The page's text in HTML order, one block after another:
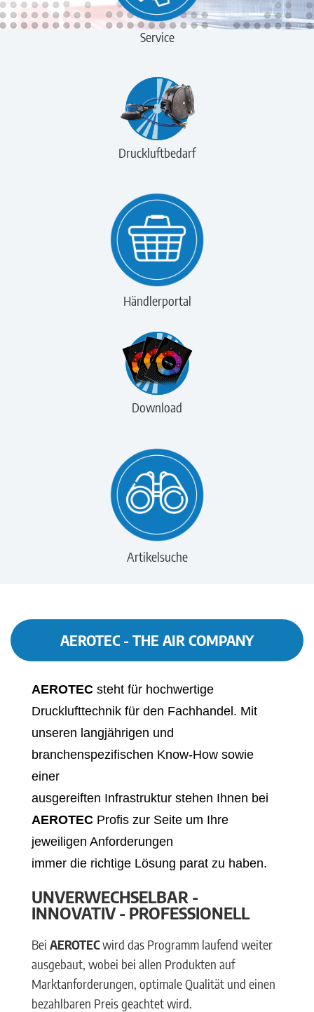
Service
Druckluftbedarf
Händlerportal
Download
Artikelsuche
AEROTEC - THE AIR COMPANY
AEROTEC steht für hochwertige
Drucklufttechnik für den Fachhandel. Mit
unseren langjährigen und
branchenspezifischen Know-How sowie
einer
ausgereiften Infrastruktur stehen Ihnen bei
AEROTEC Profis zur Seite um Ihre
jeweiligen Anforderungen
immer die richtige Lösung parat zu haben.
UNVERWECHSELBAR -
INNOVATIV - PROFESSIONELL
Bei AEROTECwird das Programm laufend weiter
ausgebaut, wobei bei allen Produkten auf
Marktanforderungen, optimale Qualität und einen
bezahlbaren Preis geachtet wird.